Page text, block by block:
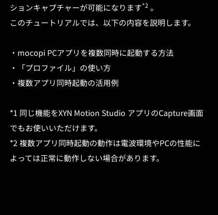
ションキャプチャーが可能になります*2 。
このチュートリアルでは、以下の内容を説明します。​
・mocopi PCアプリを複数同時に起動する方法​
・「プロファイル」の使い方​
・複数アプリ同時起動の活用例​
*1 同じ機能をXYN Motion Studio アプリのCapture画面
でもお使いいただけます。​
*2 複数アプリ同時起動の動作は電波環境やPCの性能に
よっては正常に動作しない場合があります。